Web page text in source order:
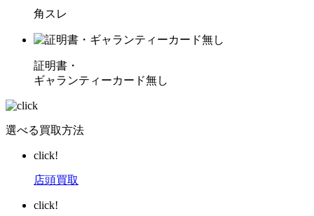
角スレ
証明書・
ギャランティーカード無し
選べる買取方法
click!
店頭買取
click!